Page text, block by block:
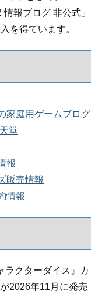
情報ブログ 非公式」
を得ています。
家庭用ゲームブログ
堂
報
販売情報
情報
ラクターダイス』カ
2026年11月に発売